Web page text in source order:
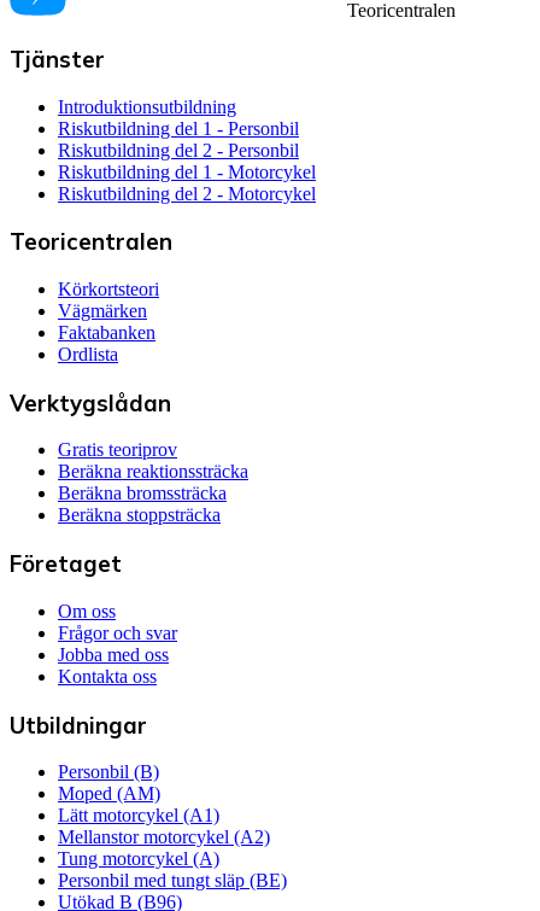
Teoricentralen
Tjänster
Introduktionsutbildning
Riskutbildning del 1 - Personbil
Riskutbildning del 2 - Personbil
Riskutbildning del 1 - Motorcykel
Riskutbildning del 2 - Motorcykel
Teoricentralen
Körkortsteori
Vägmärken
Faktabanken
Ordlista
Verktygslådan
Gratis teoriprov
Beräkna reaktionssträcka
Beräkna bromssträcka
Beräkna stoppsträcka
Företaget
Om oss
Frågor och svar
Jobba med oss
Kontakta oss
Utbildningar
Personbil (B)
Moped (AM)
Lätt motorcykel (A1)
Mellanstor motorcykel (A2)
Tung motorcykel (A)
Personbil med tungt släp (BE)
Utökad B (B96)